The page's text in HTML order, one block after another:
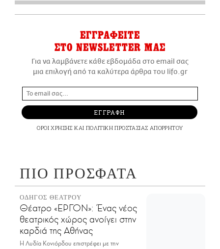
ΕΓΓΡΑΦΕΙΤΕ
ΣΤΟ NEWSLETTER ΜΑΣ
Για να λαμβάνετε κάθε εβδομάδα στο email σας
μια επιλογή από τα καλύτερα άρθρα του lifo.gr
ΕΓΓΡΑΦΗ
ΟΡΟΙ ΧΡΗΣΗΣ ΚΑΙ ΠΟΛΙΤΙΚΗ ΠΡΟΣΤΑΣΙΑΣ ΑΠΟΡΡΗΤΟΥ
ΠΙΟ ΠΡΟΣΦΑΤΑ
ΟΔΗΓΟΣ ΘΕΑΤΡΟΥ
Θέατρο «ΕΡΓΟΝ»: Ένας νέος
θεατρικός χώρος ανοίγει στην
καρδιά της Αθήνας
Η Λυδία Κονιόρδου επιστρέφει με την